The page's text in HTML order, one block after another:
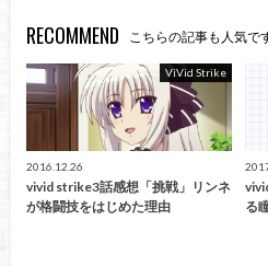
RECOMMEND こちらの記事も人気で
ViVid Strike
2016.12.26
vivid strike3話感想「挑戦」リンネ
が格闘技をはじめた理由
る